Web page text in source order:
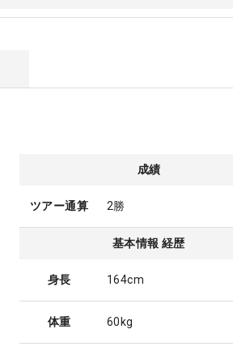
成績
ツアー通算 2勝
基本情報 経歴
身長 164cm
体重 60kg